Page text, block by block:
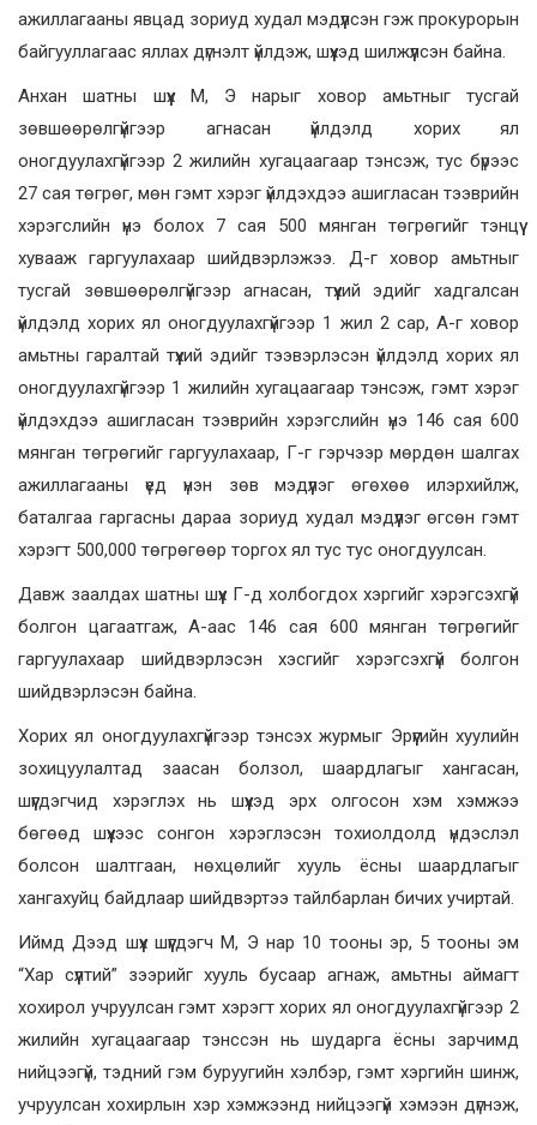
ажиллагааны явцад зориуд худал мэдүүлсэн гэж прокурорын
байгууллагаас яллах дүгнэлт үйлдэж, шүүхэд шилжүүлсэн байна.
Анхан шатны шүүх М, Э нарыг ховор амьтныг тусгай
зөвшөөрөлгүйгээр агнасан үйлдэлд хорих ял
оногдуулахгүйгээр 2 жилийн хугацаагаар тэнсэж, тус бүрээс
27 сая төгрөг, мөн гэмт хэрэг үйлдэхдээ ашигласан тээврийн
хэрэгслийн үнэ болох 7 сая 500 мянган төгрөгийг тэнцүү
хувааж гаргуулахаар шийдвэрлэжээ. Д-г ховор амьтныг
тусгай зөвшөөрөлгүйгээр агнасан, түүхий эдийг хадгалсан
үйлдэлд хорих ял оногдуулахгүйгээр 1 жил 2 сар, А-г ховор
амьтны гаралтай түүхий эдийг тээвэрлэсэн үйлдэлд хорих ял
оногдуулахгүйгээр 1 жилийн хугацаагаар тэнсэж, гэмт хэрэг
үйлдэхдээ ашигласан тээврийн хэрэгслийн үнэ 146 сая 600
мянган төгрөгийг гаргуулахаар, Г-г гэрчээр мөрдөн шалгах
ажиллагааны үед үнэн зөв мэдүүлэг өгөхөө илэрхийлж,
баталгаа гаргасны дараа зориуд худал мэдүүлэг өгсөн гэмт
хэрэгт 500,000 төгрөгөөр торгох ял тус тус оногдуулсан.
Давж заалдах шатны шүүх Г-д холбогдох хэргийг хэрэгсэхгүй
болгон цагаатгаж, А-аас 146 сая 600 мянган төгрөгийг
гаргуулахаар шийдвэрлэсэн хэсгийг хэрэгсэхгүй болгон
шийдвэрлэсэн байна.
Хорих ял оногдуулахгүйгээр тэнсэх журмыг Эрүүгийн хуулийн
зохицуулалтад заасан болзол, шаардлагыг хангасан,
шүүгдэгчид хэрэглэх нь шүүхэд эрх олгосон хэм хэмжээ
бөгөөд шүүхээс сонгон хэрэглэсэн тохиолдолд үндэслэл
болсон шалтгаан, нөхцөлийг хууль ёсны шаардлагыг
хангахуйц байдлаар шийдвэртээ тайлбарлан бичих учиртай.
Иймд Дээд шүүх шүүгдэгч М, Э нар 10 тооны эр, 5 тооны эм
“Хар сүүлтий” зээрийг хууль бусаар агнаж, амьтны аймагт
хохирол учруулсан гэмт хэрэгт хорих ял оногдуулахгүйгээр 2
жилийн хугацаагаар тэнссэн нь шударга ёсны зарчимд
нийцээгүй, тэдний гэм буруугийн хэлбэр, гэмт хэргийн шинж,
учруулсан хохирлын хэр хэмжээнд нийцээгүй хэмээн дүгнэж,